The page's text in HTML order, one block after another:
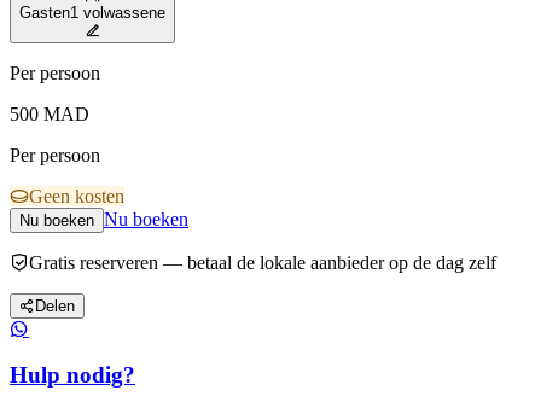
Gasten1 volwassene
Per persoon
500 MAD
Per persoon
Geen kosten
Nu boeken Nu boeken
Gratis reserveren — betaal de lokale aanbieder op de dag zelf
Delen
Hulp nodig?